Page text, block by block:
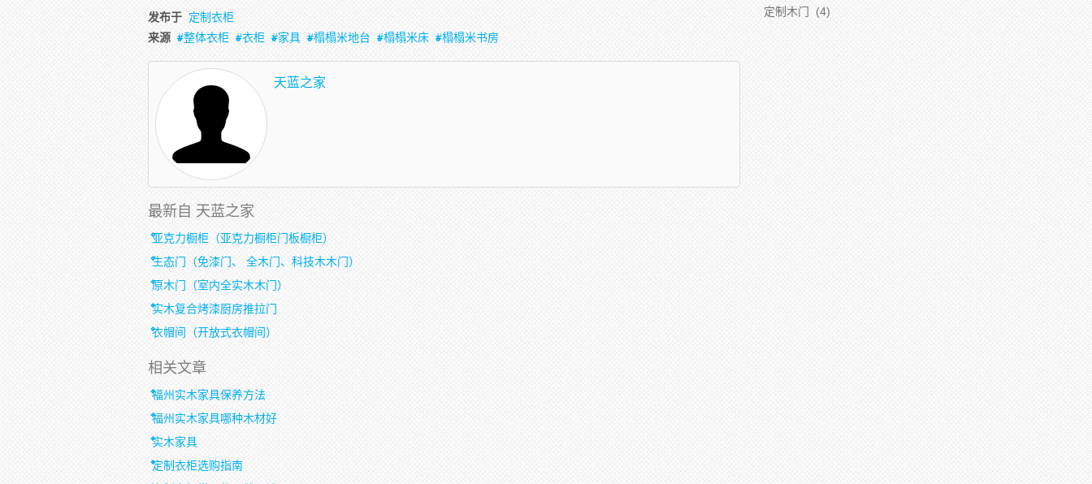
发布于 定制衣柜
来源
整体衣柜 衣柜 家具 榻榻米地台 榻榻米床 榻榻米书房
天蓝之家
最新自 天蓝之家
亚克力橱柜（亚克力橱柜门板橱柜）
生态门（免漆门、 全木门、科技木木门）
原木门（室内全实木木门）
实木复合烤漆厨房推拉门
衣帽间（开放式衣帽间）
相关文章
福州实木家具保养方法
福州实木家具哪种木材好
实木家具
定制衣柜选购指南
定制木门 (4)